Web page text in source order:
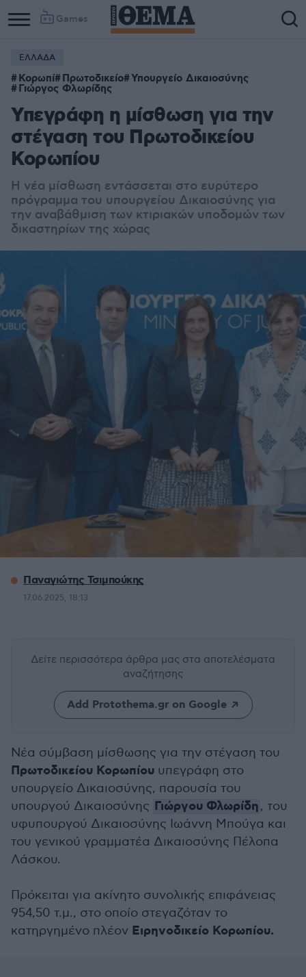
Games
ΕΛΛΑΔΑ
Κορωπί Πρωτοδικείο Υπουργείο Δικαιοσύνης
Γιώργος Φλωρίδης
Υπεγράφη η μίσθωση για την
στέγαση του Πρωτοδικείου
Κορωπίου
Η νέα μίσθωση εντάσσεται στο ευρύτερο
πρόγραμμα του υπουργείου Δικαιοσύνης για
την αναβάθμιση των κτιριακών υποδομών των
δικαστηρίων της χώρας
Παναγιώτης Τσιμπούκης
17.06.2025, 18:13
Δείτε περισσότερα άρθρα μας στα αποτελέσματα
αναζήτησης
Add Protothema.gr on Google
Νέα σύμβαση μίσθωσης για την στέγαση του
Πρωτοδικείου Κορωπίου υπεγράφη στο
υπουργείο Δικαιοσύνης, παρουσία του
υπουργού Δικαιοσύνης Γιώργου Φλωρίδη, του
υφυπουργού Δικαιοσύνης Ιωάννη Μπούγα και
του γενικού γραμματέα Δικαιοσύνης Πέλοπα
Λάσκου.
Πρόκειται για ακίνητο συνολικής επιφάνειας
954,50 τ.μ., στο οποίο στεγαζόταν το
κατηργημένο πλέον Ειρηνοδικείο Κορωπίου.